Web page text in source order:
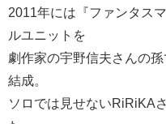
2011年には『ファンタス
ルユニットを
劇作家の宇野信夫さんの
結成。
ソロでは見せないRiRiKA